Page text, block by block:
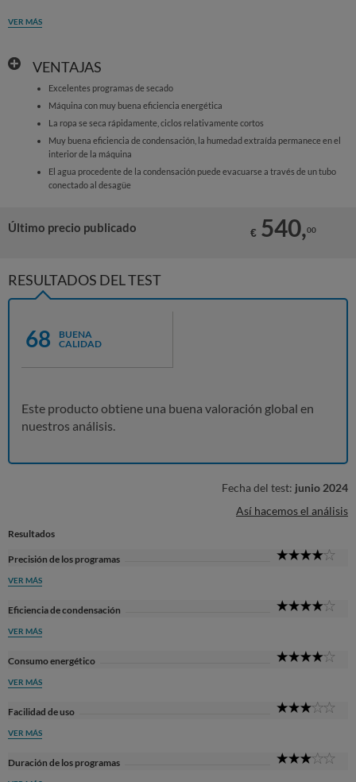
VER MÁS
VENTAJAS
Excelentes programas de secado
Máquina con muy buena eficiencia energética
La ropa se seca rápidamente, ciclos relativamente cortos
Muy buena eficiencia de condensación, la humedad extraída permanece en el
interior de la máquina
El agua procedente de la condensación puede evacuarse a través de un tubo
conectado al desagüe
Último precio publicado € 540,00
RESULTADOS DEL TEST
68
BUENA
CALIDAD
Este producto obtiene una buena valoración global en
nuestros análisis.
Fecha del test: junio 2024
Así hacemos el análisis
Resultados
Precisión de los programas
VER MÁS
Eficiencia de condensación
VER MÁS
Consumo energético
VER MÁS
Facilidad de uso
VER MÁS
Duración de los programas